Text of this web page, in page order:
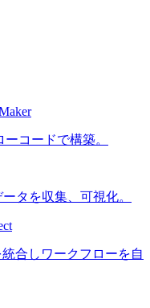
コードで構築。
タを収集、可視化。
合しワークフローを自